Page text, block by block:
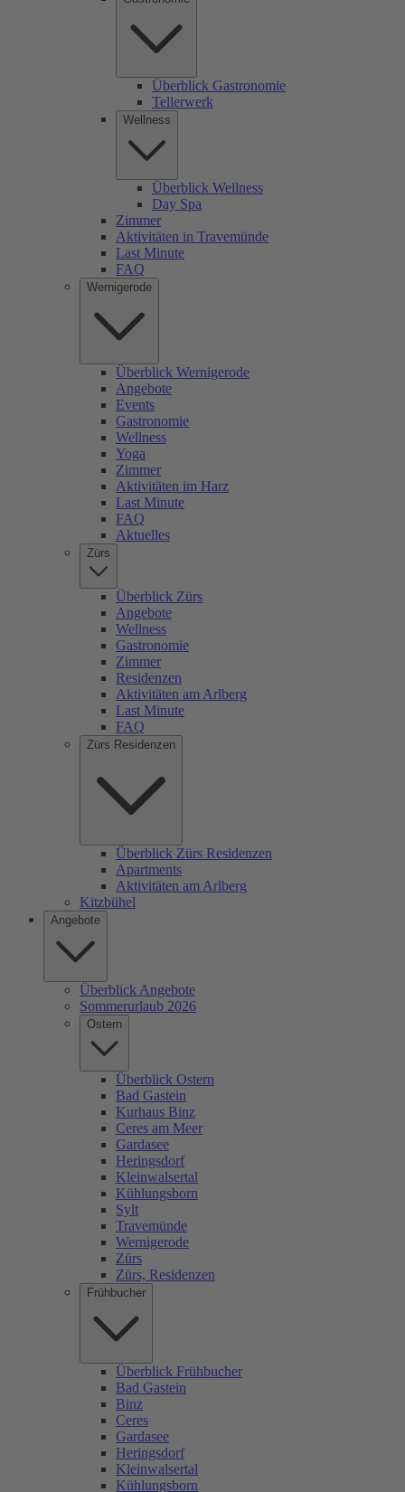
Überblick Gastronomie
Tellerwerk
Wellness
Überblick Wellness
Day Spa
Zimmer
Aktivitäten in Travemünde
Last Minute
FAQ
Wernigerode
Überblick Wernigerode
Angebote
Events
Gastronomie
Wellness
Yoga
Zimmer
Aktivitäten im Harz
Last Minute
FAQ
Aktuelles
Zürs
Überblick Zürs
Angebote
Wellness
Gastronomie
Zimmer
Residenzen
Aktivitäten am Arlberg
Last Minute
FAQ
Zürs Residenzen
Überblick Zürs Residenzen
Apartments
Aktivitäten am Arlberg
Kitzbühel
Angebote
Überblick Angebote
Sommerurlaub 2026
Ostern
Überblick Ostern
Bad Gastein
Kurhaus Binz
Ceres am Meer
Gardasee
Heringsdorf
Kleinwalsertal
Kühlungsborn
Sylt
Travemünde
Wernigerode
Zürs
Zürs, Residenzen
Frühbucher
Überblick Frühbucher
Bad Gastein
Binz
Ceres
Gardasee
Heringsdorf
Kleinwalsertal
Kühlungsborn